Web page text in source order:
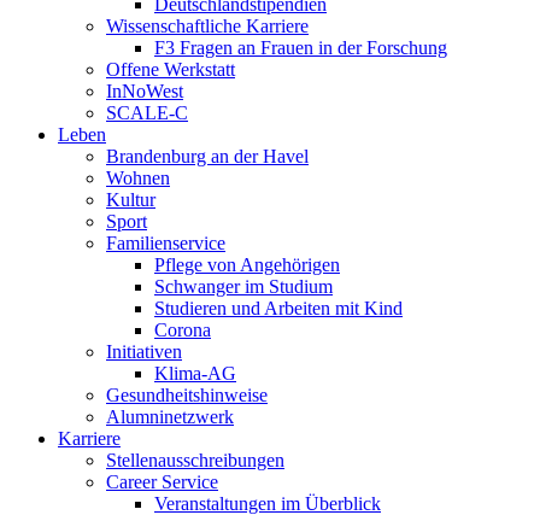
Deutschlandstipendien
Wissenschaftliche Karriere
F3 Fragen an Frauen in der Forschung
Offene Werkstatt
InNoWest
SCALE-C
Leben
Brandenburg an der Havel
Wohnen
Kultur
Sport
Familienservice
Pflege von Angehörigen
Schwanger im Studium
Studieren und Arbeiten mit Kind
Corona
Initiativen
Klima-AG
Gesundheitshinweise
Alumninetzwerk
Karriere
Stellenausschreibungen
Career Service
Veranstaltungen im Überblick